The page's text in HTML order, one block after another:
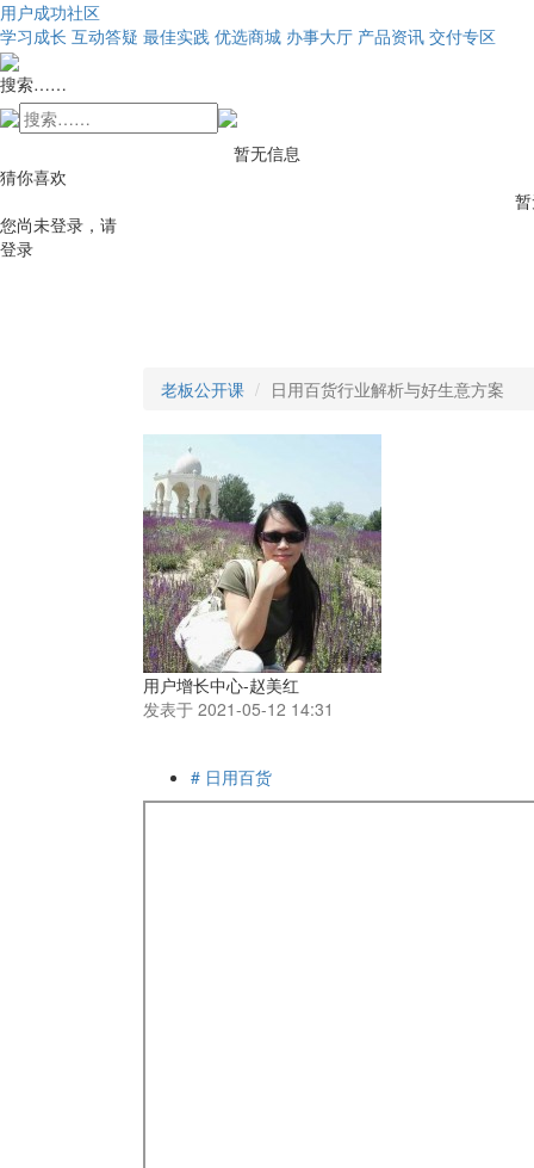
用户成功社区
学习成长 互动答疑 最佳实践 优选商城 办事大厅 产品资讯 交付专区
搜索……
暂无信息
猜你喜欢
您尚未登录，请
登录
老板公开课 日用百货行业解析与好生意方案
用户增长中心-赵美红
发表于 2021-05-12 14:31
# 日用百货